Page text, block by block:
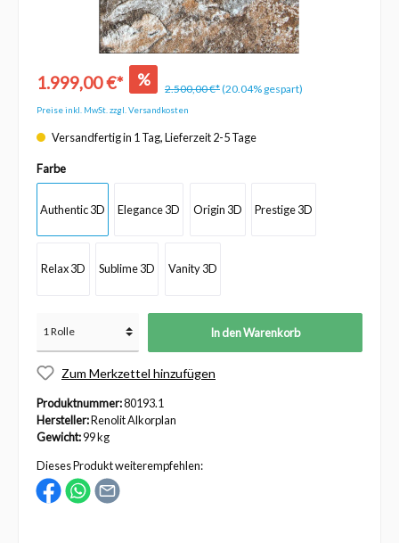
1.999,00 €* % 2.500,00 €*(20.04% gespart)
Preise inkl. MwSt. zzgl. Versandkosten
Versandfertig in 1 Tag, Lieferzeit 2-5 Tage
Farbe
Authentic 3D Elegance 3D Origin 3D Prestige 3D
Relax 3D Sublime 3D Vanity 3D
In den Warenkorb
Zum Merkzettel hinzufügen
Produktnummer:80193.1
Hersteller:Renolit Alkorplan
Gewicht:99 kg
Dieses Produkt weiterempfehlen: